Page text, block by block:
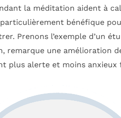
la méditation aident à
bénéfique
Prenons l’exemple d’un
remarque une amélioration
plus alerte et moins anxieux